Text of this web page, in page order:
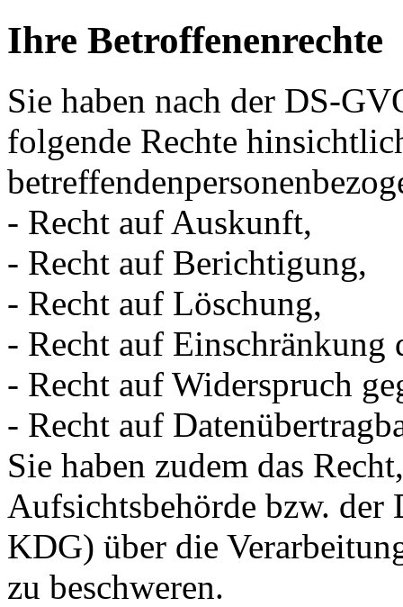
Ihre Betroffenenrechte
Sie haben nach der DS-
folgende Rechte
- Recht auf Auskunft,
- Recht auf Berichtigung,
- Recht auf Löschung,
- Recht auf Einschränkung
- Recht auf Widerspruch
- Recht auf
Sie haben zudem das
Aufsichtsbehörde bzw.
KDG) über die
zu beschweren.